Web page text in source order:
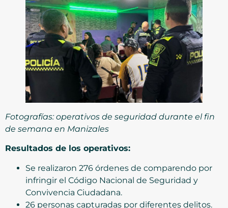
Fotografías: operativos de seguridad durante el fin
de semana en Manizales
Resultados de los operativos:
Se realizaron 276 órdenes de comparendo por
infringir el Código Nacional de Seguridad y
Convivencia Ciudadana.
26 personas capturadas por diferentes delitos.